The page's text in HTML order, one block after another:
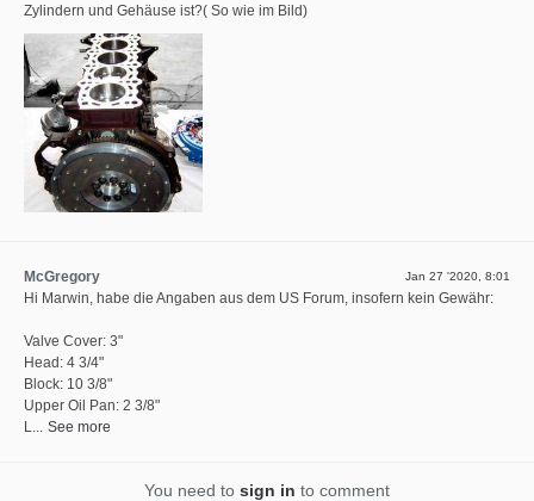
Zylindern und Gehäuse ist?( So wie im Bild)
Jan 27 '2020, 8:01
McGregory
⁣Hi Marwin, habe die Angaben aus dem US Forum, insofern kein Gewähr:
Valve Cover: 3"
Head: 4 3/4"
Block: 10 3/8"
Upper Oil Pan: 2 3/8"
L...
See more
You need to sign in to comment